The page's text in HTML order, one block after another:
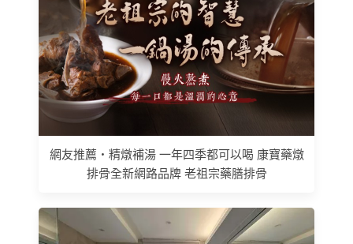
網友推薦 • 精燉補湯 一年四季都可以喝 康寶藥燉
排骨全新網路品牌 老祖宗藥膳排骨